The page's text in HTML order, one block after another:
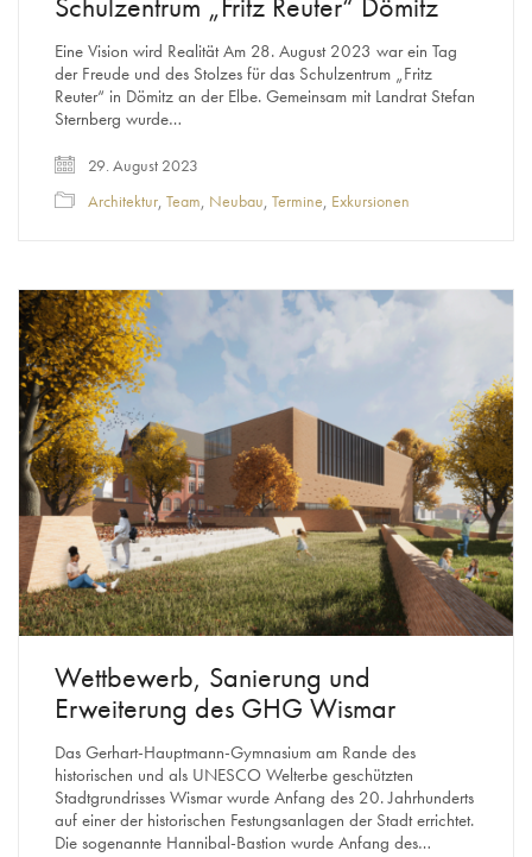
Eine Vision wird Realität Am 28. August 2023 war ein Tag
der Freude und des Stolzes für das Schulzentrum „Fritz
Reuter“ in Dömitz an der Elbe. Gemeinsam mit Landrat Stefan
Sternberg wurde…
29. August 2023
Architektur, Team, Neubau, Termine, Exkursionen
Wettbewerb, Sanierung und
Erweiterung des GHG Wismar
Das Gerhart-Hauptmann-Gymnasium am Rande des
historischen und als UNESCO Welterbe geschützten
Stadtgrundrisses Wismar wurde Anfang des 20. Jahrhunderts
auf einer der historischen Festungsanlagen der Stadt errichtet.
Die sogenannte Hannibal-Bastion wurde Anfang des…